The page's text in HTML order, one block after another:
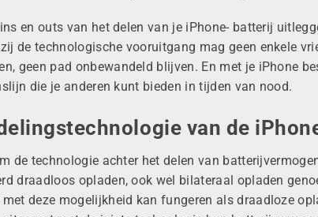
en outs van het delen van je iPhone- batterij
de technologische vooruitgang mag geen enkele
geen pad onbewandeld blijven. En met je iPhone
die je anderen kunt bieden in tijden van nood.
van de
de technologie achter het delen van
draadloos opladen, ook wel bilateraal opladen
deze mogelijkheid kan fungeren alsdraadloze